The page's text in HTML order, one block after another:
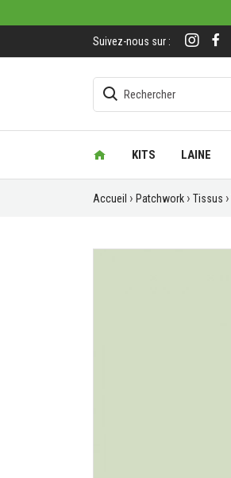
Suivez-nous sur :
KITS LAINE
Accueil Patchwork Tissus